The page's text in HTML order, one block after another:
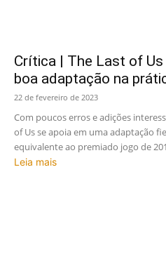
Crítica | The Last of
boa adaptação na
22 de fevereiro de 2023
Com poucos erros e adições
of Us se apoia em uma adaptação
equivalente ao premiado jogo de
Leia mais